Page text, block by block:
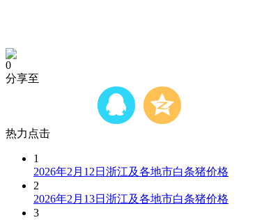
0
分享至
热力点击
1
2026年2月12日浙江及各地市白条猪价格
2
2026年2月13日浙江及各地市白条猪价格
3